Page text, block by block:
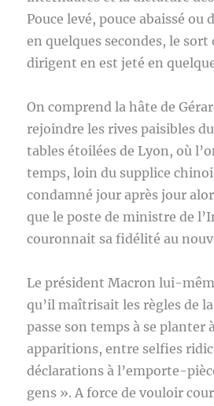
Pouce levé, pouce abaissé ou
en quelques secondes, le sort
dirigent en est jeté en
On comprend la hâte de
rejoindre les rives paisibles
tables étoilées de Lyon, où
temps, loin du supplice
condamné jour après jour
que le poste de ministre de
couronnait sa fidélité au
Le président Macron lui-
qu’il maîtrisait les règles de
passe son temps à se planter
apparitions, entre selfies
déclarations à l’emporte-
gens ». A force de vouloir